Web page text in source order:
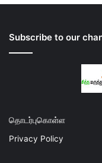
Subscribe to our
தொடர்புகொள்ள
Privacy Policy